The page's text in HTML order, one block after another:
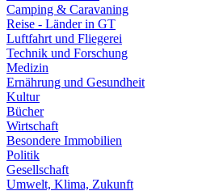
Camping & Caravaning
Reise - Länder in GT
Luftfahrt und Fliegerei
Technik und Forschung
Medizin
Ernährung und Gesundheit
Kultur
Bücher
Wirtschaft
Besondere Immobilien
Politik
Gesellschaft
Umwelt, Klima, Zukunft